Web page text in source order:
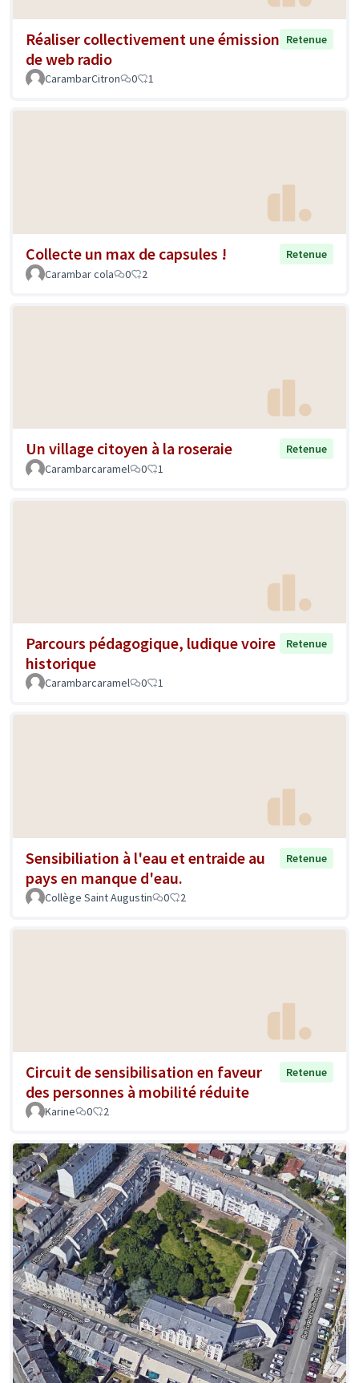
Réaliser collectivement une émission
de web radio
Retenue
CarambarCitron 0 1
Collecte un max de capsules !
Retenue
Carambar cola
0 2
Un village citoyen à la roseraie
Retenue
Carambarcaramel
0 1
Parcours pédagogique, ludique voire
historique
Retenue
Carambarcaramel 0 1
Sensibiliation à l'eau et entraide au
pays en manque d'eau.
Retenue
Collège Saint Augustin 0 2
Circuit de sensibilisation en faveur
des personnes à mobilité réduite
Retenue
Karine 0 2